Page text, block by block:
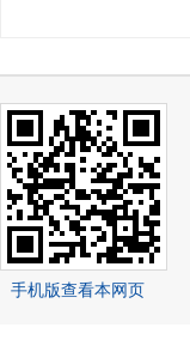
手机版查看本网页